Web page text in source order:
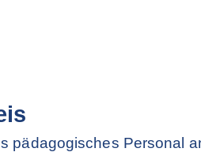
pädagogisches Personal